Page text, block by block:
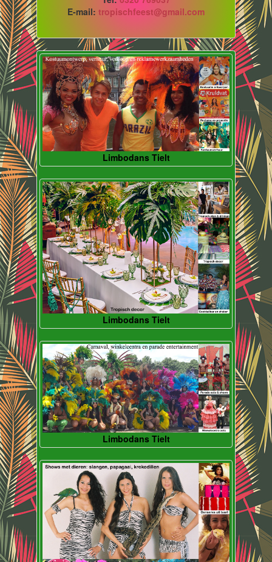
E-mail: tropischfeest@gmail.com
Limbodans Tielt
Limbodans Tielt
Limbodans Tielt